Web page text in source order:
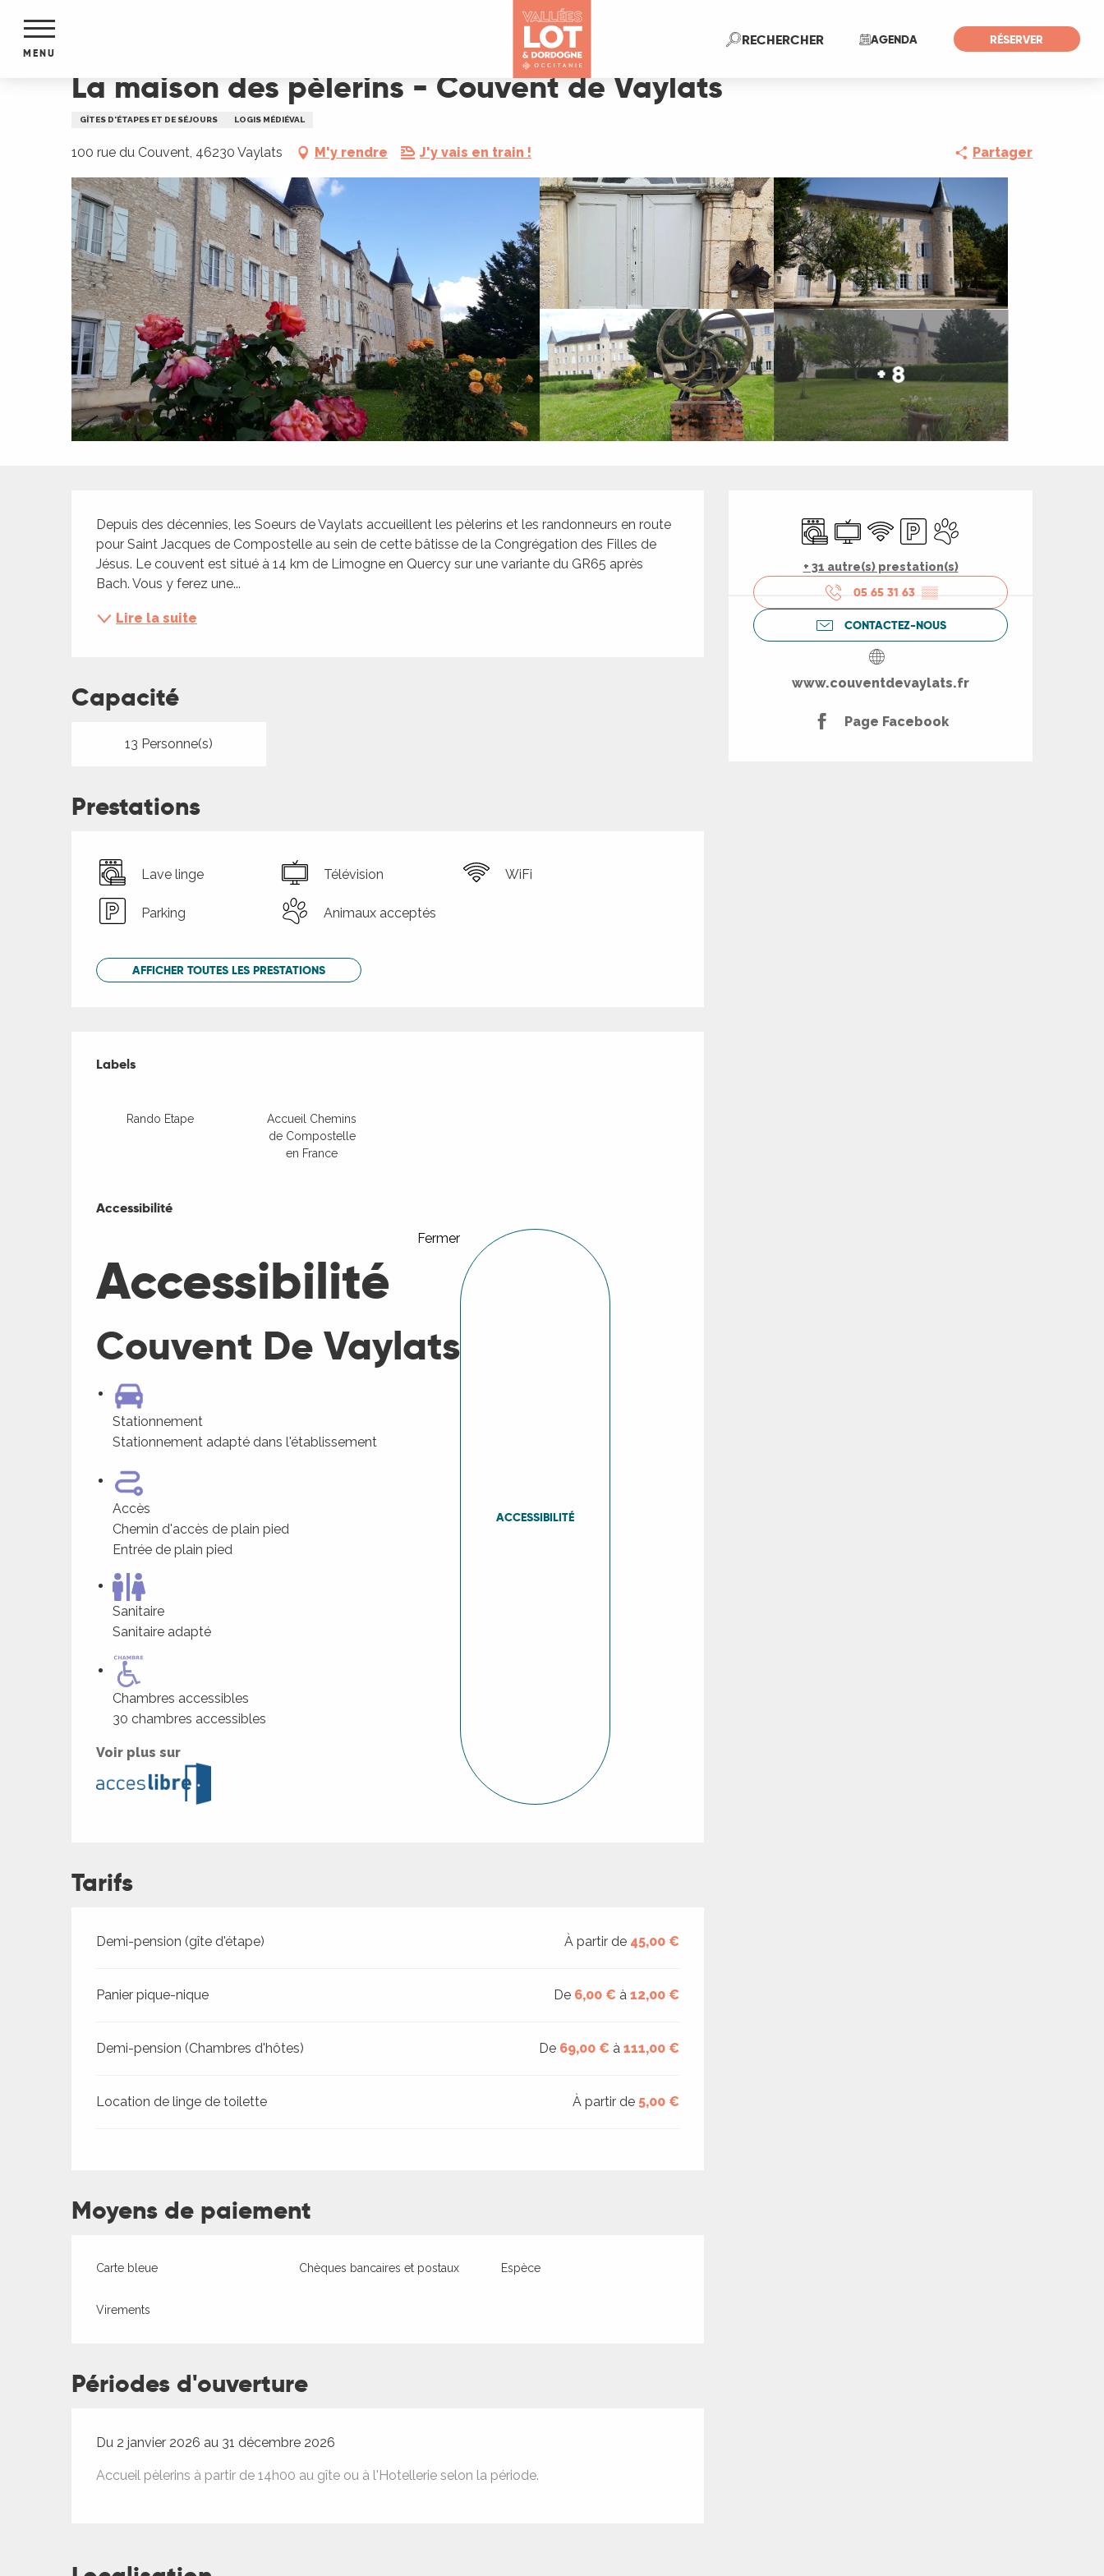
contenu
AGENDA RÉSERVER
RECHERCHERRecherche
MENU
La maison des pèlerins - Couvent de Vaylats
GÎTES D'ÉTAPES ET DE SÉJOURS LOGIS MÉDIÉVAL
100 rue du Couvent, 46230 Vaylats M'y rendre J'y vais en train ! Partager
+ 8
Ouverture et
Lave lingeTélévision
WiFi ParkingAnimaux acceptés
+ 31 autre(s) prestation(s)
05 65 31 63 ▒▒
CONTACTEZ-NOUS
www.couventdevaylats.fr
Page Facebook
Description
Depuis des décennies, les Soeurs de Vaylats accueillent les pèlerins et les randonneurs en route
pour Saint Jacques de Compostelle au sein de cette bâtisse de la Congrégation des Filles de
Jésus. Le couvent est situé à 14 km de Limogne en Quercy sur une variante du GR65 après
Bach. Vous y ferez une...
Lire la suite
Capacité
13 Personne(s)
Prestations
Lave linge Télévision WiFi
Parking Animaux acceptés
AFFICHER TOUTES LES PRESTATIONS
Offres de prestations
Labels
Labels
Rando Etape
Accueil Chemins
de Compostelle
en France
Accessibilité
Fermer
Accessibilité
Couvent De Vaylats
Stationnement
Stationnement adapté dans l'établissement
Accès
Chemin d'accès de plain pied
Entrée de plain pied
Sanitaire
Sanitaire adapté
Chambres accessibles
30 chambres accessibles
Voir plus sur
ACCESSIBILITÉ
Tarifs
Tarifs 2026
Demi-pension (gîte d'étape) À partir de 45,00 €
Panier pique-nique De 6,00 € à12,00 €
Demi-pension (Chambres d'hôtes) De 69,00 € à111,00 €
Location de linge de toilette À partir de 5,00 €
Moyens de paiement
Carte bleue Chèques bancaires et postaux Espèce
Virements
Périodes d'ouverture
Du 2 janvier 2026 au 31 décembre 2026
Accueil pèlerins à partir de 14h00 au gîte ou à l'Hotellerie selon la période.